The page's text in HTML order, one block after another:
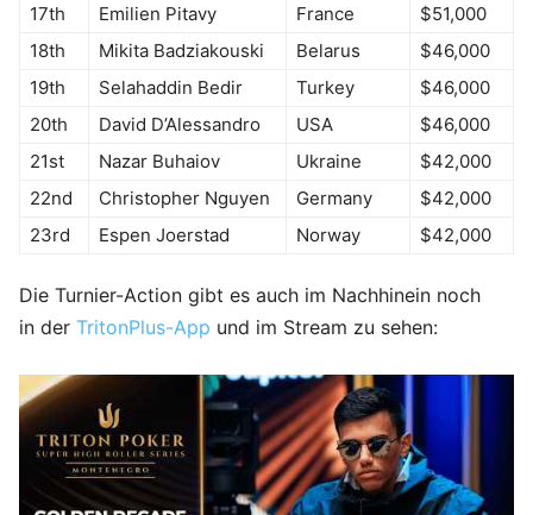
17th
Emilien Pitavy France
$51,000
18th
Mikita Badziakouski Belarus
$46,000
19th
Selahaddin Bedir Turkey
$46,000
20th
David D’Alessandro USA
$46,000
21st
Nazar Buhaiov Ukraine
$42,000
22nd
Christopher Nguyen Germany
$42,000
23rd
Espen Joerstad Norway $42,000
Die Turnier-Action gibt es auch im Nachhinein noch
in der TritonPlus-App und im Stream zu sehen: